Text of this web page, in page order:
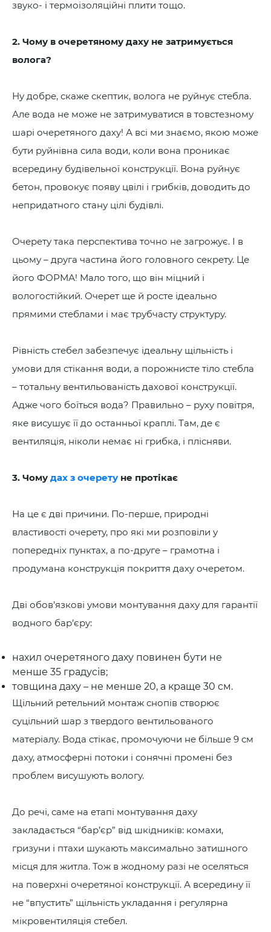
звуко- і термоізоляційні плити тощо.
2. Чому в очеретяному даху не затримується
волога?
Ну добре, скаже скептик, волога не руйнує стебла.
Але вода не може не затримуватися в товстезному
шарі очеретяного даху! А всі ми знаємо, якою може
бути руйнівна сила води, коли вона проникає
всередину будівельної конструкції. Вона руйнує
бетон, провокує появу цвілі і грибків, доводить до
непридатного стану цілі будівлі.
Очерету така перспектива точно не загрожує. І в
цьому – друга частина його головного секрету. Це
його ФОРМА! Мало того, що він міцний і
вологостійкий. Очерет ще й росте ідеально
прямими стеблами і має трубчасту структуру.
Рівність стебел забезпечує ідеальну щільність і
умови для стікання води, а порожнисте тіло стебла
– тотальну вентильованість дахової конструкції.
Адже чого боїться вода? Правильно – руху повітря,
яке висушує її до останньої краплі. Там, де є
вентиляція, ніколи немає ні грибка, і плісняви.
3. Чому дах з очерету не протікає
На це є дві причини. По-перше, природні
властивості очерету, про які ми розповіли у
попередніх пунктах, а по-друге – грамотна і
продумана конструкція покриття даху очеретом.
Дві обов’язкові умови монтування даху для гарантії
водного бар’єру:
нахил очеретяного даху повинен бути не
менше 35 градусів;
товщина даху – не менше 20, а краще 30 см.
Щільний ретельний монтаж снопів створює
суцільний шар з твердого вентильованого
матеріалу. Вода стікає, промочуючи не більше 9 см
даху, атмосферні потоки і сонячні промені без
проблем висушують вологу.
До речі, саме на етапі монтування даху
закладається “бар’єр” від шкідників: комахи,
гризуни і птахи шукають максимально затишного
місця для житла. Тож в жодному разі не оселяться
на поверхні очеретяної конструкції. А всередину її
не “впустить” щільність укладання і регулярна
мікровентиляція стебел.